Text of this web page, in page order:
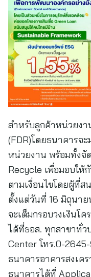
สำหรับลูกค้าหน่วยงา
(FDR)โดยธนาคารจ
หน่วยงาน พร้อมทั้งจั
Recycle เพื่อมอบให้
ตามเงื่อนไขโดยผู้ที่ส
ตั้งแต่วันที่ 16 มิถุนา
จะเต็มกรอบวงเงินโ
ได้ที่ธอส. ทุกสาขาทั่ว
Center โทร.0-
ธนาคารอาคารสงเค
ธนาคารได้ที่